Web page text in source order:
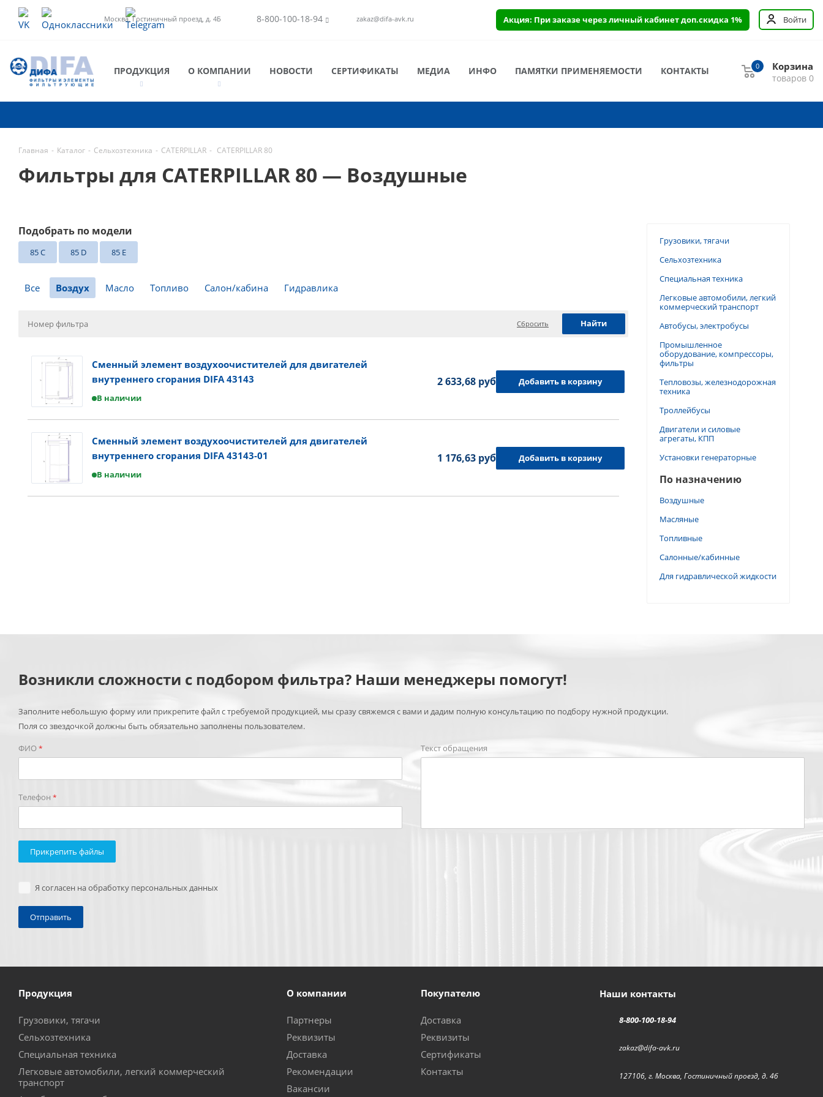
Москва, Гостиничный проезд, д. 4Б 8-800-100-18-94 zakaz@difa-avk.ru Акция: При заказе через личный кабинет доп.скидка 1% Войти
ПРОДУКЦИЯ О КОМПАНИИ НОВОСТИ СЕРТИФИКАТЫ МЕДИА ИНФО ПАМЯТКИ ПРИМЕНЯЕМОСТИ КОНТАКТЫ Корзина
товаров 0
0
Главная - Каталог - Сельхозтехника - CATERPILLAR - CATERPILLAR 80
Фильтры для CATERPILLAR 80 — Воздушные
Подобрать по модели
85 C 85 D 85 E
Все Воздух Масло Топливо Салон/кабина Гидравлика
Сбросить
Сменный элемент воздухоочистителей для двигателей
внутреннего сгорания DIFA 43143
В наличии
2 633,68 руб. Добавить в корзину
Сменный элемент воздухоочистителей для двигателей
внутреннего сгорания DIFA 43143-01
В наличии
1 176,63 руб. Добавить в корзину
Грузовики, тягачи
Сельхозтехника
Специальная техника
Легковые автомобили, легкий
коммерческий транспорт
Автобусы, электробусы
Промышленное
оборудование, компрессоры,
фильтры
Тепловозы, железнодорожная
техника
Троллейбусы
Двигатели и силовые
агрегаты, КПП
Установки генераторные
По назначению
Воздушные
Масляные
Топливные
Салонные/кабинные
Для гидравлической жидкости
Возникли сложности с подбором фильтра? Наши менеджеры помогут!
Заполните небольшую форму или прикрепите файл с требуемой продукцией, мы сразу свяжемся с вами и дадим полную консультацию по подбору нужной продукции.
Поля со звездочкой должны быть обязательно заполнены пользователем.
ФИО*
Телефон *
Текст обращения
Прикрепить файлы
Я согласен на обработку персональных данных
Продукция
Грузовики, тягачи
Сельхозтехника
Специальная техника
Легковые автомобили, легкий коммерческий
транспорт
О компании
Партнеры
Реквизиты
Доставка
Рекомендации
Вакансии
Покупателю
Доставка
Реквизиты
Сертификаты
Контакты
Наши контакты
8-800-100-18-94
zakaz@difa-avk.ru
127106, г. Москва, Гостиничный проезд, д. 4б